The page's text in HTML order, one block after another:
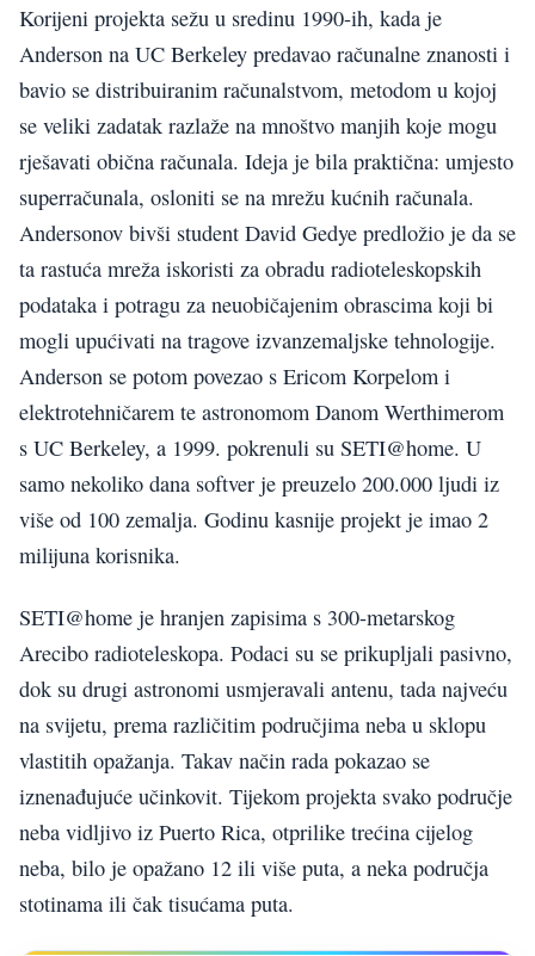
Korijeni projekta sežu u sredinu 1990-ih, kada je
Anderson na UC Berkeley predavao računalne znanosti i
bavio se distribuiranim računalstvom, metodom u kojoj
se veliki zadatak razlaže na mnoštvo manjih koje mogu
rješavati obična računala. Ideja je bila praktična: umjesto
superračunala, osloniti se na mrežu kućnih računala.
Andersonov bivši student David Gedye predložio je da se
ta rastuća mreža iskoristi za obradu radioteleskopskih
podataka i potragu za neuobičajenim obrascima koji bi
mogli upućivati na tragove izvanzemaljske tehnologije.
Anderson se potom povezao s Ericom Korpelom i
elektrotehničarem te astronomom Danom Werthimerom
s UC Berkeley, a 1999. pokrenuli su SETI@home. U
samo nekoliko dana softver je preuzelo 200.000 ljudi iz
više od 100 zemalja. Godinu kasnije projekt je imao 2
milijuna korisnika.
SETI@home je hranjen zapisima s 300-metarskog
Arecibo radioteleskopa. Podaci su se prikupljali pasivno,
dok su drugi astronomi usmjeravali antenu, tada najveću
na svijetu, prema različitim područjima neba u sklopu
vlastitih opažanja. Takav način rada pokazao se
iznenađujuće učinkovit. Tijekom projekta svako područje
neba vidljivo iz Puerto Rica, otprilike trećina cijelog
neba, bilo je opažano 12 ili više puta, a neka područja
stotinama ili čak tisućama puta.